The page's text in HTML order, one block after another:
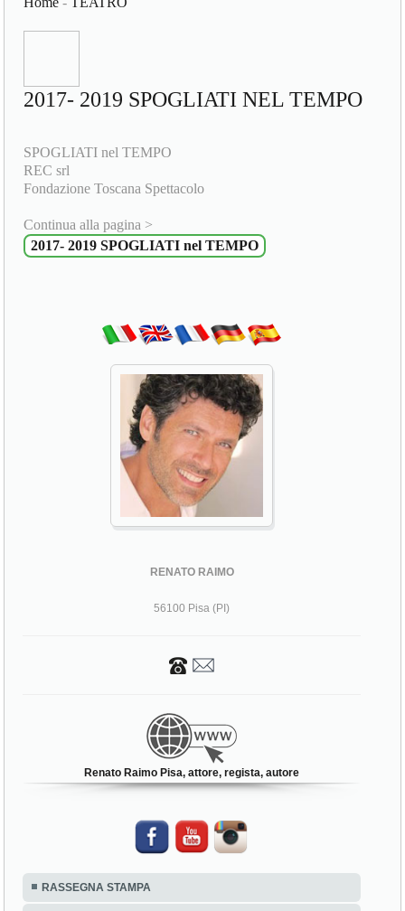
2017- 2019 SPOGLIATI NEL TEMPO
SPOGLIATI nel TEMPO
REC srl
Fondazione Toscana Spettacolo
Continua alla pagina >
2017- 2019 SPOGLIATI nel TEMPO
RENATO RAIMO
56100 Pisa (PI)
Renato Raimo Pisa, attore, regista, autore
RASSEGNA STAMPA